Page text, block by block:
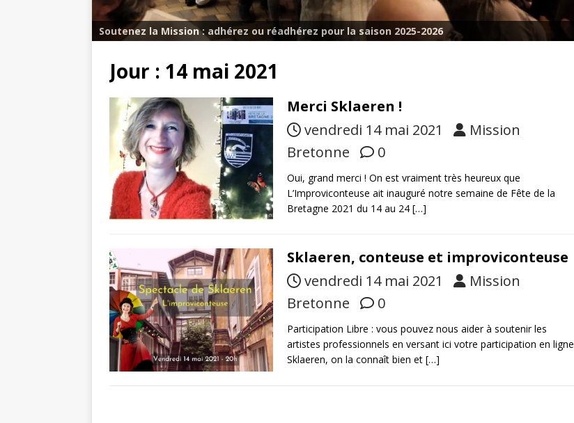
Soutenez la Mission : adhérez ou réadhérez pour la saison 2025-2026
Jour : 14 mai 2021
Merci Sklaeren !
vendredi 14 mai 2021
Mission
Bretonne
0
Oui, grand merci ! On est vraiment très heureux que
L’Improviconteuse ait inauguré notre semaine de Fête de la
Bretagne 2021 du 14 au 24 […]
Sklaeren, conteuse et improviconteuse
vendredi 14 mai 2021
Mission
Bretonne
0
Participation Libre : vous pouvez nous aider à soutenir les
artistes professionnels en versant ici votre participation en ligne
Sklaeren, on la connaît bien et […]